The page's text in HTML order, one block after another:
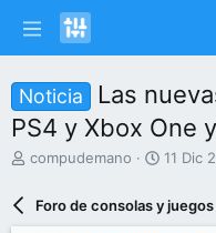
Noticia
Las
PS4 y Xbox One
Icompudemano
F
c
h
11 Dic
Foro de consolas y juegos